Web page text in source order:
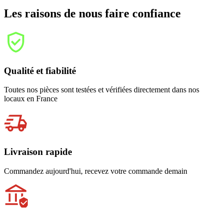
Les raisons de nous faire confiance
Qualité et fiabilité
Toutes nos pièces sont testées et vérifiées directement dans nos
locaux en France
Livraison rapide
Commandez aujourd'hui, recevez votre commande demain